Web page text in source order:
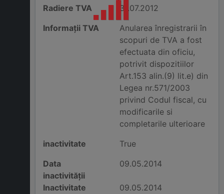
Radiere TVA
31.07.2012
Informații TVA
Anularea înregistrarii în
scopuri de TVA a fost
efectuata din oficiu,
potrivit dispozitiilor
Art.153 alin.(9) lit.e) din
Legea nr.571/2003
privind Codul fiscal, cu
modificarile si
completarile ulterioare
inactivitate
True
Data
inactivității
09.05.2014
Inactivitate
09.05.2014